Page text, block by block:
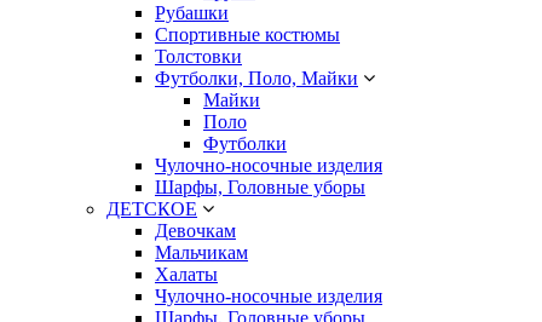
Рубашки
Спортивные костюмы
Толстовки
Футболки, Поло, Майки
Майки
Поло
Футболки
Чулочно-носочные изделия
Шарфы, Головные уборы
ДЕТСКОЕ
Девочкам
Мальчикам
Халаты
Чулочно-носочные изделия
Шарфы, Головные уборы